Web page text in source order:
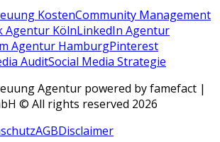
KostenCommunity Management
Agentur KölnLinkedIn Agentur
Agentur HamburgPinterest
AuditSocial Media Strategie
Agentur powered by famefact |
© All rights reserved 2026
AGBDisclaimer